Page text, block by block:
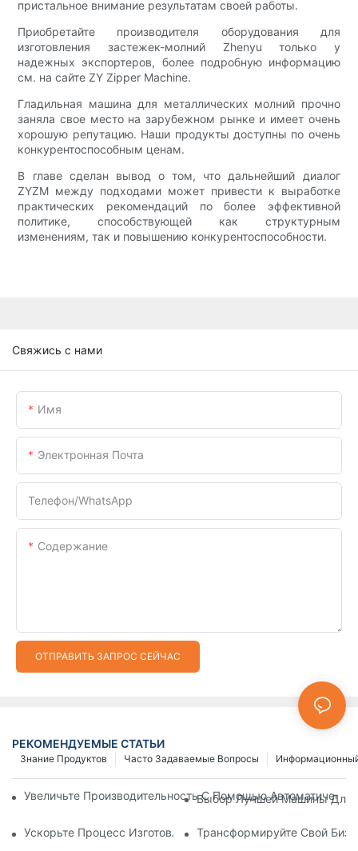
пристальное внимание результатам своей работы.
Приобретайте производителя оборудования для
изготовления застежек-молний Zhenyu только у
надежных экспортеров, более подробную информацию
см. на сайте ZY Zipper Machine.
Гладильная машина для металлических молний прочно
заняла свое место на зарубежном рынке и имеет очень
хорошую репутацию. Наши продукты доступны по очень
конкурентоспособным ценам.
В главе сделан вывод о том, что дальнейший диалог
ZYZM между подходами может привести к выработке
практических рекомендаций по более эффективной
политике, способствующей как структурным
изменениям, так и повышению конкурентоспособности.
Свяжись с нами
Имя
Электронная Почта
Телефон/WhatsApp
Содержание
ОТПРАВИТЬ ЗАПРОС СЕЙЧАС
РЕКОМЕНДУЕМЫЕ СТАТЬИ
Часто Задаваемые Вопросы
Знание Продуктов
Увеличьте Производительность С ПомощьюВыбор Лучшей Машины Для
Ускорьте Процесс Изготовления Застежек-Молний С
Трансформируйте Свой